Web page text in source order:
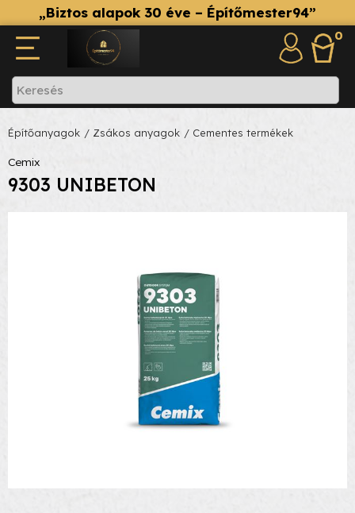
„Biztos alapok 30 éve – Építőmester94”
0
Építőanyagok / Zsákos anyagok / Cementes termékek
Cemix
9303 UNIBETON